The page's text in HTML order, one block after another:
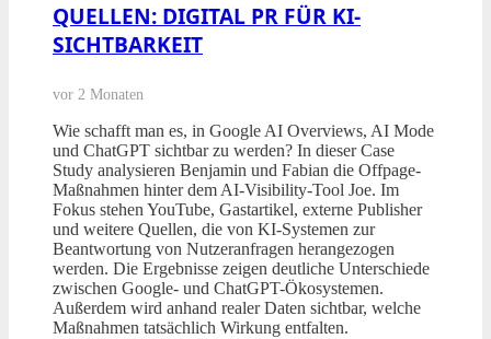
QUELLEN: DIGITAL PR FÜR KI-
SICHTBARKEIT
vor 2 Monaten
Wie schafft man es, in Google AI Overviews, AI Mode
und ChatGPT sichtbar zu werden? In dieser Case
Study analysieren Benjamin und Fabian die Offpage-
Maßnahmen hinter dem AI-Visibility-Tool Joe. Im
Fokus stehen YouTube, Gastartikel, externe Publisher
und weitere Quellen, die von KI-Systemen zur
Beantwortung von Nutzeranfragen herangezogen
werden. Die Ergebnisse zeigen deutliche Unterschiede
zwischen Google- und ChatGPT-Ökosystemen.
Außerdem wird anhand realer Daten sichtbar, welche
Maßnahmen tatsächlich Wirkung entfalten.